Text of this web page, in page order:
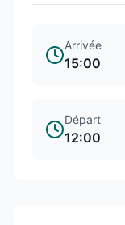
Arrivée
15:00
Départ
12:00